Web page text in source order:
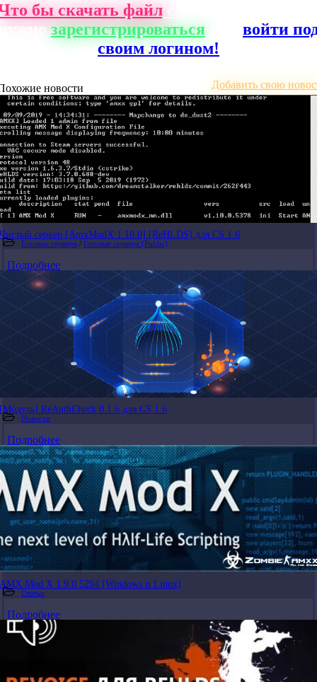
бы скачать файлс нашего сайта,
зарегистрироваться
войти
своим логином!
новости Добавить свою
Чистый сервер [AmxModX 1.10.0] [ReHLDS] для CS 1.6
Готовые сервера / Готовые сервера [Public]
Подробнее
[Модуль] ReAuthCheck 0.1.6 для CS 1.6
Новости
Подробнее
AMX Mod X 1.9.0 5294 [Windows и Linux]
Статьи
Подробнее